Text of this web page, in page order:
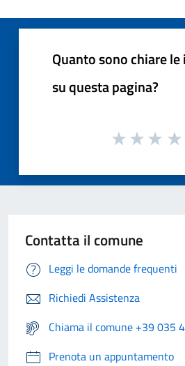
Quanto sono chiare
su questa pagina?
Contatta il comune
Leggi le domande frequenti
Richiedi Assistenza
Chiama il comune +39 035
Prenota un appuntamento